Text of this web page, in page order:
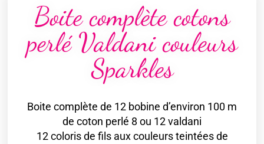
Boite complète cotons
perlé Valdani couleurs
Sparkles
Boite complète de 12 bobine d’environ 100 m
de coton perlé 8 ou 12 valdani
12 coloris de fils aux couleurs teintées de